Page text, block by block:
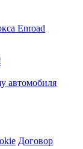
Enroad
автомобиля
Договор